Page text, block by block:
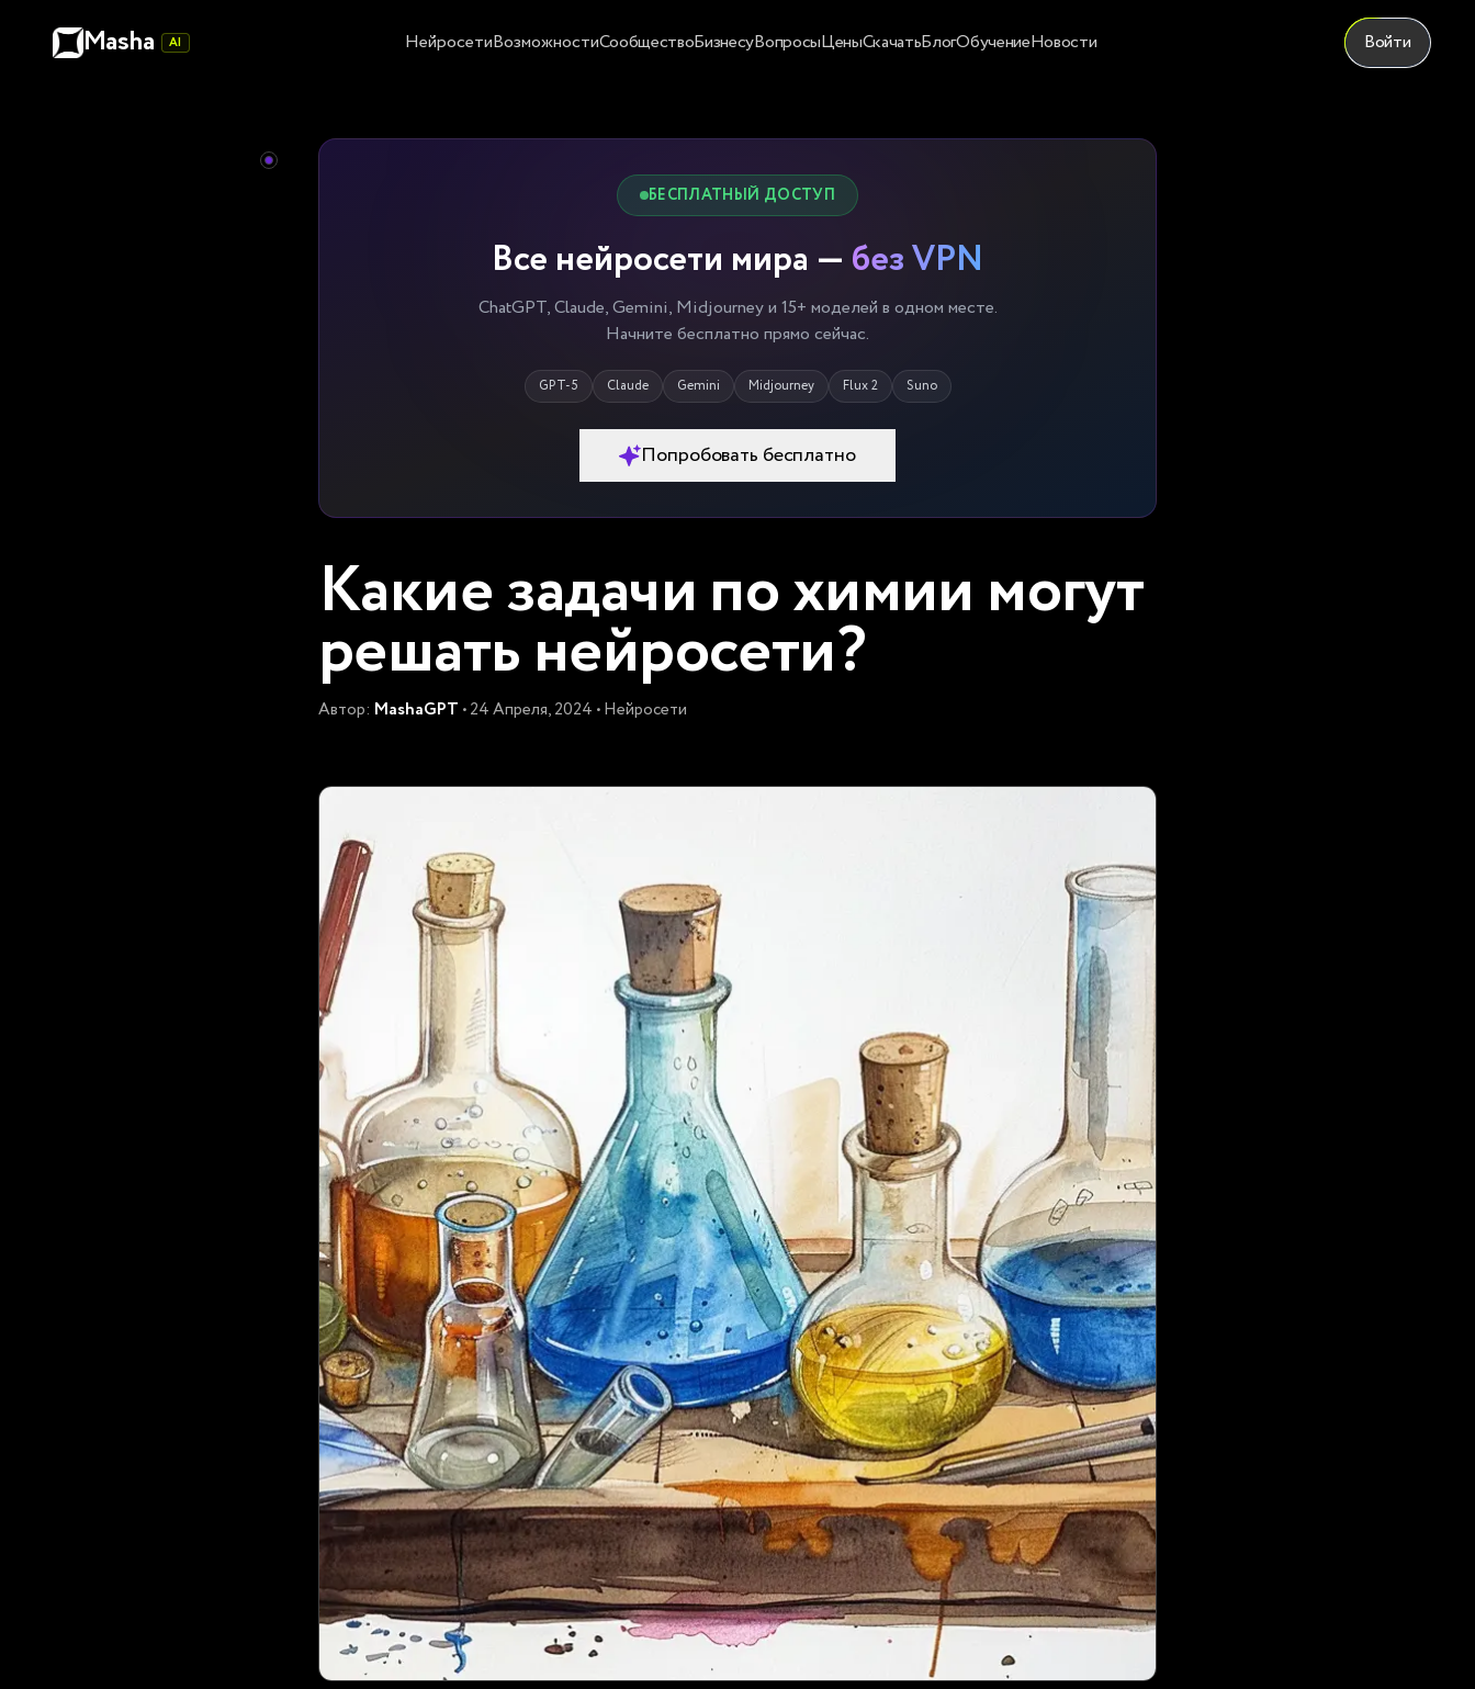
Masha AI НейросетиВозможностиСообществоБизнесуВопросыЦеныСкачатьБлогОбучениеНовости Войти
БЕСПЛАТНЫЙ ДОСТУП
Все нейросети мира — без VPN
ChatGPT, Claude, Gemini, Midjourney и 15+ моделей в одном месте.
Начните бесплатно прямо сейчас.
GPT-5 Claude Gemini Midjourney Flux 2 Suno
Попробовать бесплатно
Какие задачи по химии могут
решать нейросети?
Автор: MashaGPT • 24 Апреля, 2024 • Нейросети